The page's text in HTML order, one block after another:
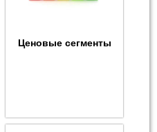
Ценовые сегменты